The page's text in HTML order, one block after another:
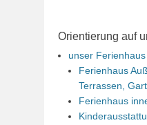
Orientierung auf
unser Ferienhaus
Ferienhaus
Terrassen,
Ferienhaus